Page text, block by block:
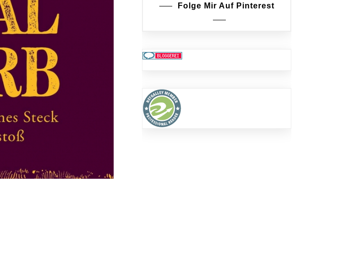
Folge Mir Auf Pinterest